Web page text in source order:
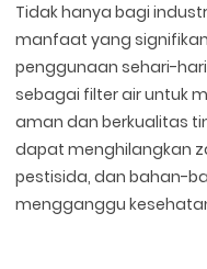
Tidak hanya bagi
manfaat yang
penggunaan sehari-
sebagai filter air untuk
aman dan berkualitas
dapat menghilangkan
pestisida, dan bahan-
mengganggu